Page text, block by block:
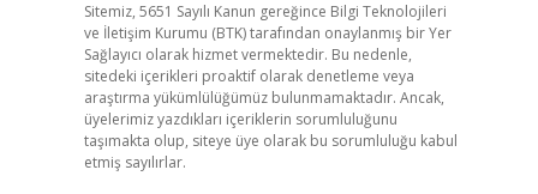
Sitemiz, 5651 Sayılı Kanun gereğince Bilgi Teknolojileri
ve İletişim Kurumu (BTK) tarafından onaylanmış bir Yer
Sağlayıcı olarak hizmet vermektedir. Bu nedenle,
sitedeki içerikleri proaktif olarak denetleme veya
araştırma yükümlülüğümüz bulunmamaktadır. Ancak,
üyelerimiz yazdıkları içeriklerin sorumluluğunu
taşımakta olup, siteye üye olarak bu sorumluluğu kabul
etmiş sayılırlar.